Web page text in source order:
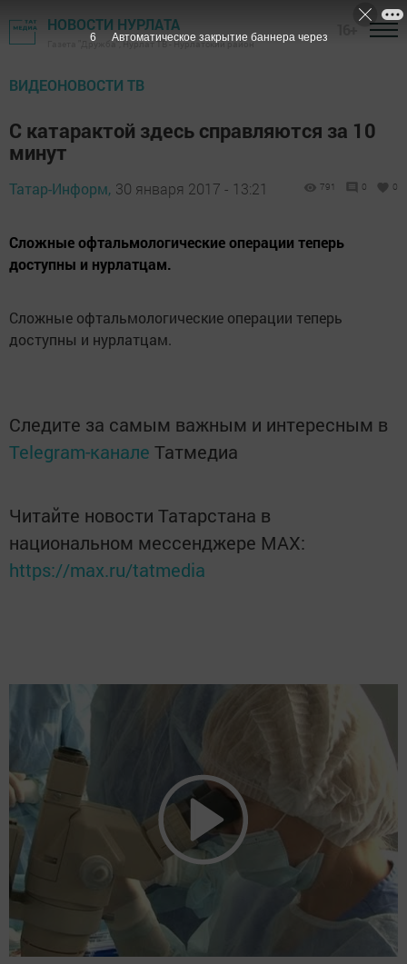
НОВОСТИ НУРЛАТА
Газета "Дружба", Нурлат ТВ - Нурлатский район
ВИДЕОНОВОСТИ ТВ
С катарактой здесь справляются за 10
минут
Татар-Информ, 30 января 2017 - 13:21 791 0 0
Сложные офтальмологические операции теперь
доступны и нурлатцам.
Сложные офтальмологические операции теперь
доступны и нурлатцам.
Следите за самым важным и интересным в
Telegram-канале Татмедиа
Читайте новости Татарстана в
национальном мессенджере MАХ:
https://max.ru/tatmedia
5 Автоматическое закрытие баннера через